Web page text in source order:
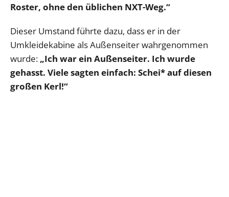
Roster, ohne den üblichen NXT-Weg.“
Dieser Umstand führte dazu, dass er in der
Umkleidekabine als Außenseiter wahrgenommen
wurde: „Ich war ein Außenseiter. Ich wurde
gehasst. Viele sagten einfach: Schei* auf diesen
großen Kerl!“